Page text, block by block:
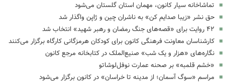
تماشاخانه سیار کانون، مهمان استان گلستان می‌شود
حق نشر «زیبا صدایم کن» به ناشران چین و ژاپن واگذار شد
۴۲ روایت برای «قصه‌های جنگ رمضان و رهبر شهید» انتخاب شد
کارشناسان معاونت فرهنگی کانون برای کودکان هرمزگانی کارگاه‌ برگزار می‌کنند
نگاره‌های «هزار و یک شب» صنیع‌الملک در کتابخانه مرجع کانون
«خشم قلمبه» بر صحنه عمارت نوفل‌لوشاتو
مراسم «سوگ آسمان؛ از مدینه تا خراسان» در کانون برگزار می‌شود